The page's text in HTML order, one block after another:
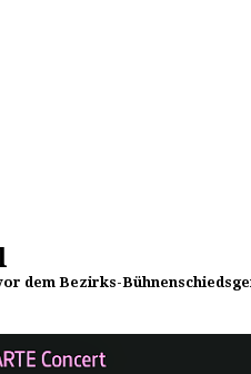
dem Bezirks-